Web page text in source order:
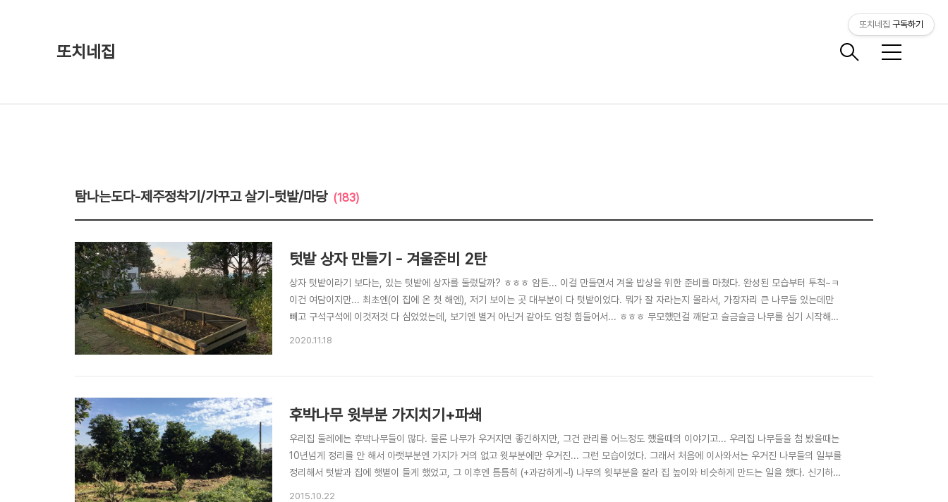
또치네집
메
탐나는도다-제주정착기/가꾸고 살기-텃밭/마당 (183)
텃밭 상자 만들기 - 겨울준비 2탄
상자 텃밭이라기 보다는, 있는 텃밭에 상자를 둘렀달까? ㅎㅎㅎ 암튼... 이걸 만들면서 겨울 밥상을 위한 준비를 마쳤다. 완성된 모습부터 투척~ㅋ
이건 여담이지만... 최초엔(이 집에 온 첫 해엔), 저기 보이는 곳 대부분이 다 텃밭이었다. 뭐가 잘 자라는지 몰라서, 가장자리 큰 나무들 있는데만
빼고 구석구석에 이것저것 다 심었었는데, 보기엔 별거 아닌거 같아도 엄청 힘들어서... ㅎㅎㅎ 무모했던걸 깨닫고 슬금슬금 나무를 심기 시작해서,
2020.11.18
후박나무 윗부분 가지치기+파쇄
우리집 둘레에는 후박나무들이 많다. 물론 나무가 우거지면 좋긴하지만, 그건 관리를 어느정도 했을때의 이야기고... 우리집 나무들을 첨 봤을때는
10년넘게 정리를 안 해서 아랫부분엔 가지가 거의 없고 윗부분에만 우거진... 그런 모습이었다. 그래서 처음에 이사와서는 우거진 나무들의 일부를
정리해서 텃밭과 집에 햇볕이 들게 했었고, 그 이후엔 틈틈히 (+과감하게~!) 나무의 윗부분을 잘라 집 높이와 비슷하게 만드는 일을 했다. 신기하게
2015.10.22
또치네집 구독하기